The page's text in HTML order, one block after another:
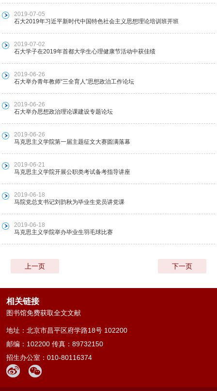
2019-07-05
石大2019年习近平新时代中国特色社会主义思想理论培训班开班
2019-07-02
石大学子在2019年首都大学生心理健康节活动中获佳绩
2019-06-26
石大举办青年教师“三全育人”思想政治工作论坛
2019-06-26
石大举办思想政治理论课建设专题论坛
2019-06-26
马克思主义学院第一届主题征文大赛圆满落幕
2019-06-21
马克思主义学院开展公职类考试备考指导讲座
2019-06-18
马院党总支书记刘韵秋为毕业生党员讲党课
2019-06-18
马克思主义学院举办毕业生羽毛球比赛
上一页 下一页
相关链接
图书馆免费获取全文文献
地址：北京市昌平区府学路18号 102200
邮编：102200 传真：89732150
招生办公室：010-80116374